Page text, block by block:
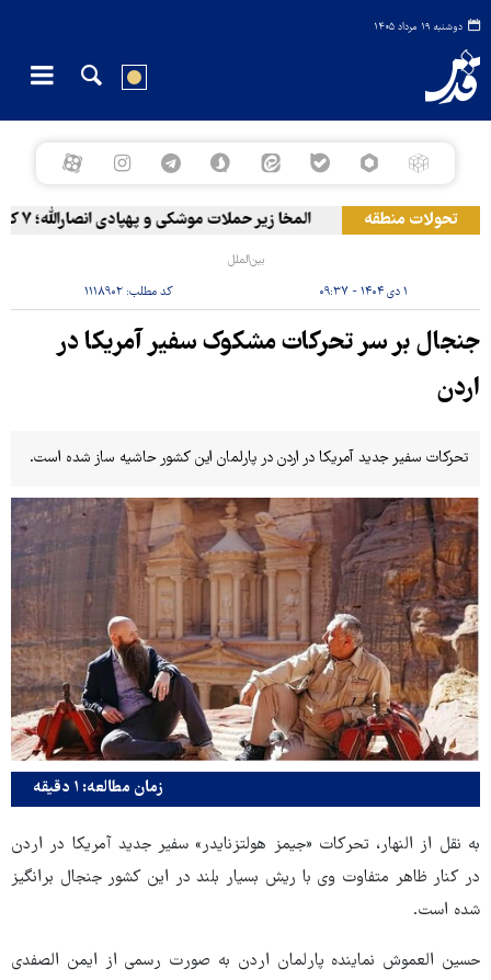
دوشنبه ۱۹ مرداد ۱۴۰۵
تحولات منطقه المخا زیر حملات موشکی و پهپادی انصارالله؛ ۷ کشته و ۳۰ زخمی
بین‌الملل
۱ دی ۱۴۰۴ - ۰۹:۳۷ کد مطلب:۱۱۱۸۹۰۲
جنجال بر سر تحرکات مشکوک سفیر آمریکا در
اردن
تحرکات سفیر جدید آمریکا در اردن در پارلمان این کشور حاشیه ساز شده است.
زمان مطالعه: ۱ دقیقه
به نقل از النهار، تحرکات «جیمز هولتزنایدر» سفیر جدید آمریکا در اردن
در کنار ظاهر متفاوت وی با ریش بسیار بلند در این کشور جنجال برانگیز
شده است.
حسین العموش نماینده پارلمان اردن به صورت رسمی از ایمن الصفدی